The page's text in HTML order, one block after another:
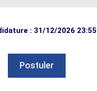
: 31/12/2026 23:55
Postuler